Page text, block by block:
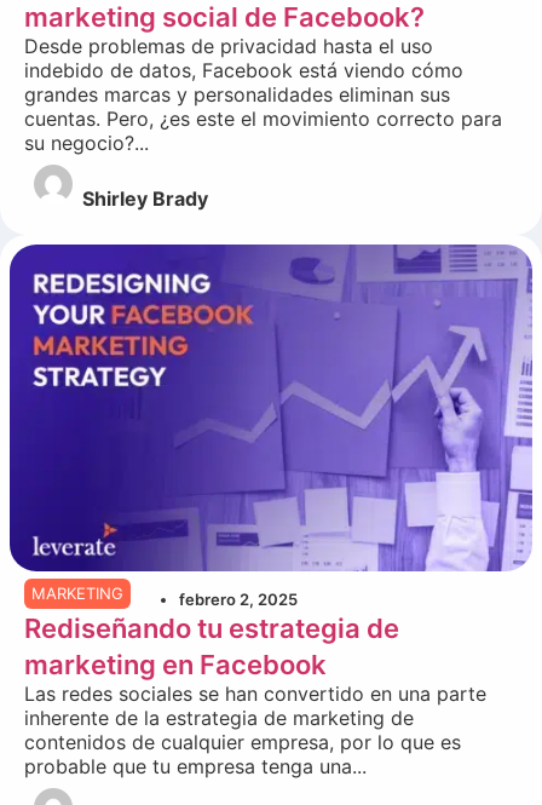
marketing social de Facebook?
Desde problemas de privacidad hasta el uso
indebido de datos, Facebook está viendo cómo
grandes marcas y personalidades eliminan sus
cuentas. Pero, ¿es este el movimiento correcto para
su negocio?...
Shirley Brady
MARKETING febrero 2, 2025
Rediseñando tu estrategia de
marketing en Facebook
Las redes sociales se han convertido en una parte
inherente de la estrategia de marketing de
contenidos de cualquier empresa, por lo que es
probable que tu empresa tenga una...